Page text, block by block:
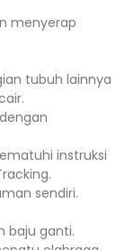
menyerap
tubuh lainnya
instruksi
sendiri.
baju ganti.